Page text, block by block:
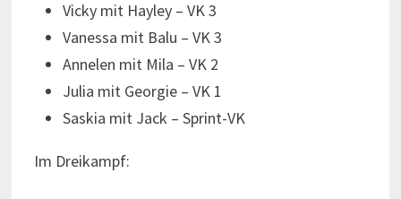
Vicky mit Hayley – VK 3
Vanessa mit Balu – VK 3
Annelen mit Mila – VK 2
Julia mit Georgie – VK 1
Saskia mit Jack – Sprint-VK
Im Dreikampf: